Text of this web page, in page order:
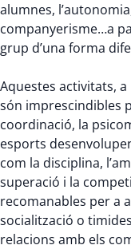
alumnes,
companyerisme…a
grup d’una forma
Aquestes activitats, a
són imprescindibles
coordinació, la
esports
com la disciplina,
superació i la
recomanables per a
socialització o
relacions amb els